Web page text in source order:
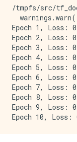
/tmpfs/src/
Epoch 1, Loss:
Epoch 2, Loss:
Epoch 3, Loss:
Epoch 4, Loss:
Epoch 5, Loss:
Epoch 6, Loss:
Epoch 7, Loss:
Epoch 8, Loss:
Epoch 9, Loss: